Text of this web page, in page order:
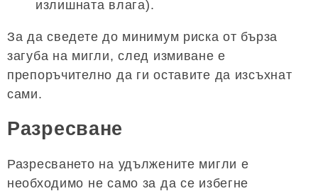
излишната влага).
За да сведете до минимум риска от бърза
загуба на мигли, след измиване е
препоръчително да ги оставите да изсъхнат
сами.
Разресване
Разресването на удължените мигли е
необходимо не само за да се избегне